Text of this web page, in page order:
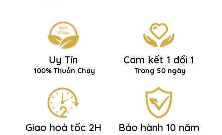
Uy Tín
100% Thuần Chay
Cam kết 1 đổi 1
Trong 50 ngày
Giao hoả tốc 2H Bảo hành 10 năm